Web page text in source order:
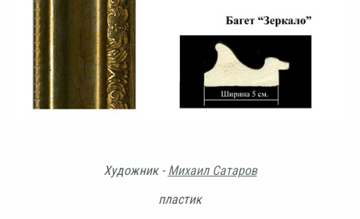
Художник - Михаил Сатаров
пластик